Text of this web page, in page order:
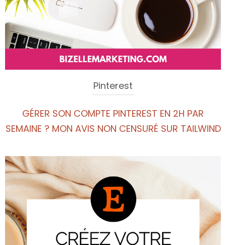
Pinterest
GÉRER SON COMPTE PINTEREST EN 2H PAR
SEMAINE ? MON AVIS NON CENSURÉ SUR TAILWIND